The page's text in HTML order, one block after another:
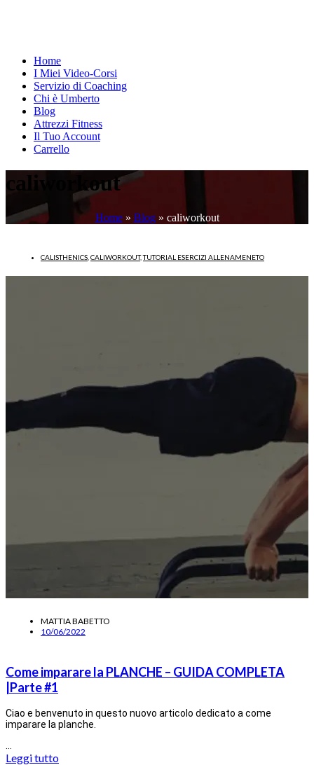
Home
I Miei Video-Corsi
Servizio di Coaching
Chi è Umberto
Blog
Attrezzi Fitness
Il Tuo Account
Carrello
caliworkout
Home» Blog» caliworkout
CALISTHENICS CALIWORKOUT,TUTORIAL ESERCIZI ALLENAMENETO
MATTIA BABETTO
10/06/2022
Come imparare la PLANCHE – GUIDA COMPLETA
|Parte #1
Ciao e benvenuto in questo nuovo articolo dedicato a come
imparare la planche.
Leggi tutto